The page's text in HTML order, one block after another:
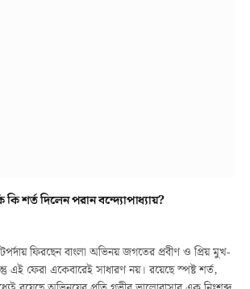
শর্ত দিলেন পরান বন্দ্যোপাধ্যায়?
ফিরছেন বাংলা অভিনয় জগতের প্রবীণ ও প্রিয় মুখ-
এই ফেরা একেবারেই সাধারণ নয়। রয়েছে স্পষ্ট শর্ত,